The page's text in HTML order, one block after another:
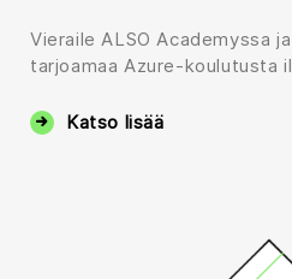
Vieraile ALSO Academyssa
tarjoamaa Azure-koulutusta
Katso lisää